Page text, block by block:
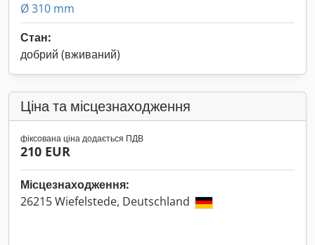
Ø 310 mm
Стан:
добрий (вживаний)
Ціна та місцезнаходження
фіксована ціна додається ПДВ
210 EUR
Місцезнаходження:
26215 Wiefelstede, Deutschland